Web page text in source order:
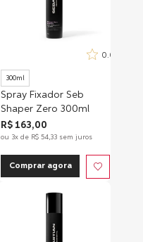
0.0
300ml
Spray Fixador Seb
Shaper Zero 300ml
R$ 163,00
ou 3x de R$ 54,33 sem juros
Comprar agora